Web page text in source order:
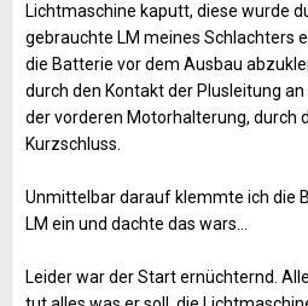
Lichtmaschine kaputt, diese wurde
gebrauchte LM meines Schlachters
die Batterie vor dem Ausbau
durch den Kontakt der Plusleitung
der vorderen Motorhalterung, durch
Kurzschluss.
Unmittelbar darauf klemmte ich die
LM ein und dachte das wars…
Leider war der Start ernüchternd.